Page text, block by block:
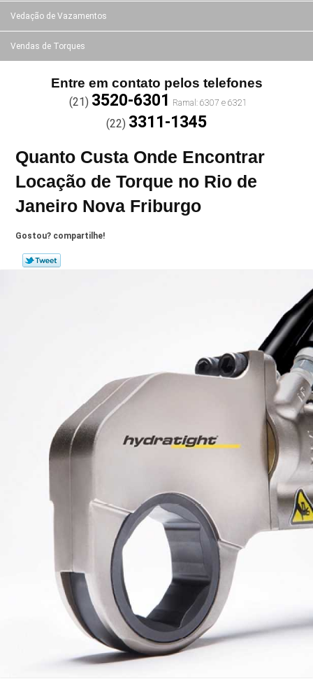
Vedação de Vazamentos
Vendas de Torques
Entre em contato pelos telefones
(21) 3520-6301
(22) 3311-1345
Quanto Custa Onde Encontrar
Locação de Torque no Rio de
Janeiro Nova Friburgo
Gostou? compartilhe!